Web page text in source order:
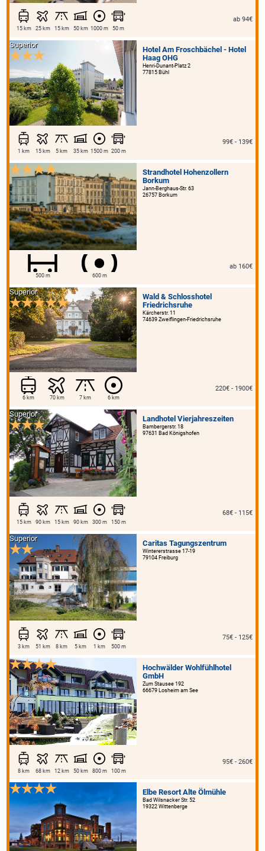
15 km 25 km 15 km 50 km 1000 m 50 m
ab 94€
Hotel Am Froschbächel - Hotel
Haag OHG
Henri-Dunant-Platz 2
77815 Bühl
Superior
1 km 15 km 5 km 35 km 1500 m 200 m
99€ - 139€
Strandhotel Hohenzollern
Borkum
Jann-Berghaus-Str. 63
26757 Borkum
500 m 600 m
ab 160€
Wald & Schlosshotel
Friedrichsruhe
Kärcherstr. 11
74639 Zweiflingen-Friedrichsruhe
Superior
6 km 70 km 7 km 6 km
220€ - 1900€
Landhotel Vierjahreszeiten
Bambergerstr. 18
97631 Bad Königshofen
Superior
15 km 90 km 15 km 90 km 300 m 150 m
68€ - 115€
Caritas Tagungszentrum
Wintererstrasse 17-19
79104 Freiburg
Superior
3 km 51 km 8 km 5 km 1 km 500 m
75€ - 125€
Hochwälder Wohlfühlhotel
GmbH
Zum Stausee 192
66679 Losheim am See
8 km 68 km 12 km 50 km 800 m 100 m
95€ - 260€
Elbe Resort Alte Ölmühle
Bad Wilsnacker Str. 52
19322 Wittenberge